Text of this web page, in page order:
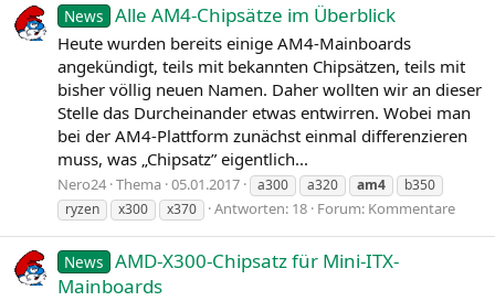
News Alle AM4-Chipsätze im Überblick
Heute wurden bereits einige AM4-Mainboards
angekündigt, teils mit bekannten Chipsätzen, teils mit
bisher völlig neuen Namen. Daher wollten wir an dieser
Stelle das Durcheinander etwas entwirren. Wobei man
bei der AM4-Plattform zunächst einmal differenzieren
muss, was „Chipsatz” eigentlich...
Nero24 Thema 05.01.2017 a300 a320 am4
b350
ryzen
x300 x370 Antworten: 18 Forum: Kommentare
News AMD-X300-Chipsatz für Mini-ITX-
Mainboards